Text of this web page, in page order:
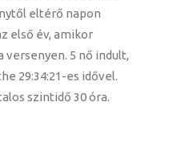
eltérő napon
első év, amikor
versenyen. 5 nő indult,
29:34:21-es idővel.
szintidő 30 óra.